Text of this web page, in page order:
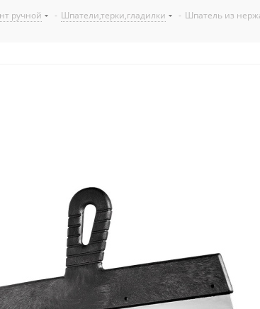
ручной - Шпатели,терки,гладилки - Шпатель из